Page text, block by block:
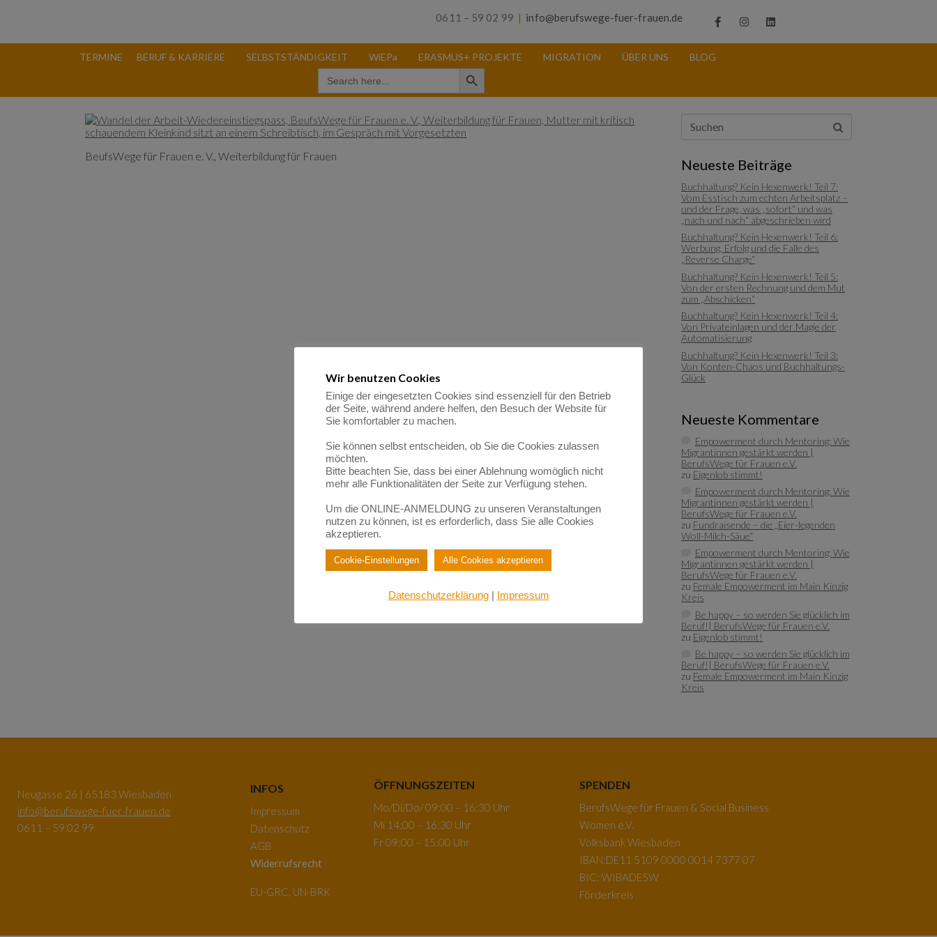
0611 – 59 02 99 | info@berufswege-fuer-frauen.de
TERMINE BERUF & KARRIERE SELBSTSTÄNDIGKEIT WiEPa ERASMUS+ PROJEKTE MIGRATION ÜBER UNS BLOG
Search
for:
Search Button
BeufsWege für Frauen e. V., Weiterbildung für Frauen
Neueste Beiträge
Buchhaltung? Kein Hexenwerk! Teil 7:
Vom Esstisch zum echten Arbeitsplatz –
und der Frage, was „sofort“ und was
„nach und nach“ abgeschrieben wird
Buchhaltung? Kein Hexenwerk! Teil 6:
Werbung, Erfolg und die Falle des
„Reverse Charge“
Buchhaltung? Kein Hexenwerk! Teil 5:
Von der ersten Rechnung und dem Mut
zum „Abschicken“
Buchhaltung? Kein Hexenwerk! Teil 4:
Von Privateinlagen und der Magie der
Automatisierung
Buchhaltung? Kein Hexenwerk! Teil 3:
Von Konten-Chaos und Buchhaltungs-
Glück
Neueste Kommentare
Empowerment durch Mentoring: Wie
Migrantinnen gestärkt werden |
BerufsWege für Frauen e.V.
zu Eigenlob stimmt!
Empowerment durch Mentoring: Wie
Migrantinnen gestärkt werden |
BerufsWege für Frauen e.V.
zu Fundraisende – die „Eier-legenden
Woll-Milch-Säue“
Empowerment durch Mentoring: Wie
Migrantinnen gestärkt werden |
BerufsWege für Frauen e.V.
zu Female Empowerment im Main Kinzig
Kreis
Be happy – so werden Sie glücklich im
Beruf!| BerufsWege für Frauen e.V.
zu Eigenlob stimmt!
Be happy – so werden Sie glücklich im
Beruf!| BerufsWege für Frauen e.V.
zu Female Empowerment im Main Kinzig
Kreis
Neugasse 26 | 65183 Wiesbaden
info@berufswege-fuer-frauen.de
0611 – 59 02 99
INFOS
Impressum
Datenschutz
AGB
Widerrufsrecht
EU-GRC, UN-BRK
ÖFFNUNGSZEITEN
Mo/Di/Do/ 09:00 – 16:30 Uhr
Mi 14:00 – 16:30 Uhr
Fr 09:00 – 15:00 Uhr
SPENDEN
BerufsWege für Frauen & Social Business
Women e.V.
Volksbank Wiesbaden
IBAN:DE11 5109 0000 0014 7377 07
BIC: WIBADE5W
Förderkreis
Wir benutzen Cookies
Einige der eingesetzten Cookies sind essenziell für den Betrieb
der Seite, während andere helfen, den Besuch der Website für
Sie komfortabler zu machen.
Sie können selbst entscheiden, ob Sie die Cookies zulassen
möchten.
Bitte beachten Sie, dass bei einer Ablehnung womöglich nicht
mehr alle Funktionalitäten der Seite zur Verfügung stehen.
Um die ONLINE-ANMELDUNG zu unseren Veranstaltungen
nutzen zu können, ist es erforderlich, dass Sie alle Cookies
akzeptieren.
Cookie-Einstellungen Alle Cookies akzeptieren
Datenschutzerklärung| Impressum